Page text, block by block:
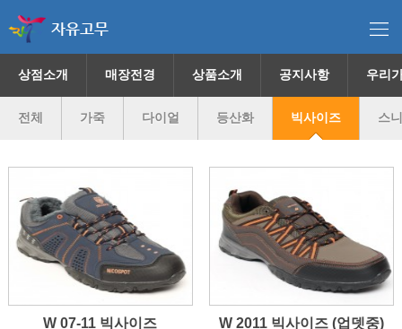
자유고무
상점소개 매장전경 상품소개 공지사항 우리
전체 가죽 다이얼 등산화 빅사이즈 스
W 07-11 빅사이즈 W 2011 빅사이즈 (업뎃중)